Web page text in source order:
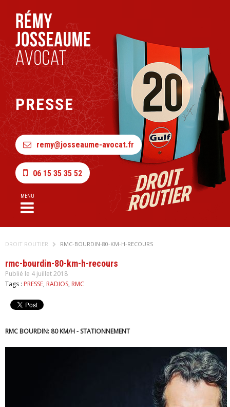
PRESSE
remy@josseaume-avocat.fr
06 15 35 35 52
MENU
DROIT ROUTIER RMC-BOURDIN-80-KM-H-RECOURS
rmc-bourdin-80-km-h-recours
Publié le 4 juillet 2018
Tags : PRESSE, RADIOS, RMC
RMC BOURDIN: 80 KM/H - STATIONNEMENT